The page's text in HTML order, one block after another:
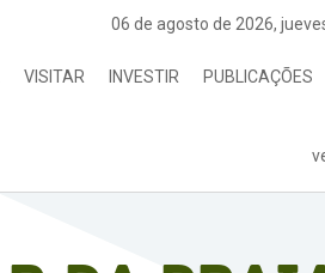
06 de agosto de 2026,
VISITAR INVESTIR PUBLICAÇÕES